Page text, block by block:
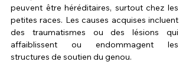
peuvent être héréditaires, surtout chez les
petites races. Les causes acquises incluent
des traumatismes ou des lésions qui
affaiblissent ou endommagent les
structures de soutien du genou.